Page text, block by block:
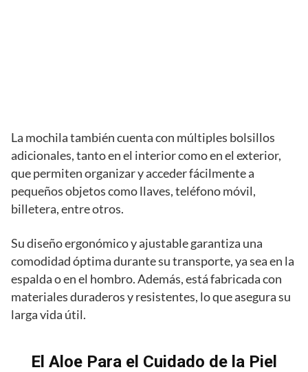
La mochila también cuenta con múltiples bolsillos
adicionales, tanto en el interior como en el exterior,
que permiten organizar y acceder fácilmente a
pequeños objetos como llaves, teléfono móvil,
billetera, entre otros.
Su diseño ergonómico y ajustable garantiza una
comodidad óptima durante su transporte, ya sea en la
espalda o en el hombro. Además, está fabricada con
materiales duraderos y resistentes, lo que asegura su
larga vida útil.
El Aloe Para el Cuidado de la Piel